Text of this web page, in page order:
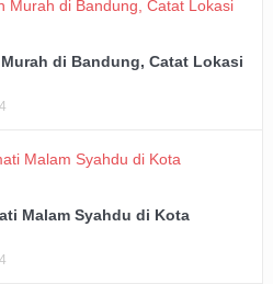
di Bandung, Catat Lokasi
Malam Syahdu di Kota